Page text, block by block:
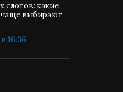
слотов: какие
выбирают
16:36